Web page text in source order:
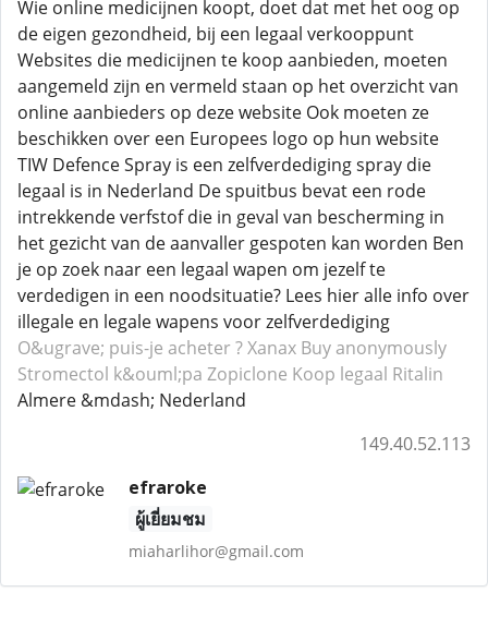
Wie online medicijnen koopt, doet dat met het oog op
de eigen gezondheid, bij een legaal verkooppunt
Websites die medicijnen te koop aanbieden, moeten
aangemeld zijn en vermeld staan op het overzicht van
online aanbieders op deze website Ook moeten ze
beschikken over een Europees logo op hun website
TIW Defence Spray is een zelfverdediging spray die
legaal is in Nederland De spuitbus bevat een rode
intrekkende verfstof die in geval van bescherming in
het gezicht van de aanvaller gespoten kan worden Ben
je op zoek naar een legaal wapen om jezelf te
verdedigen in een noodsituatie? Lees hier alle info over
illegale en legale wapens voor zelfverdediging
O&ugrave; puis-je acheter ? Xanax Buy anonymously
Stromectol k&ouml;pa Zopiclone Koop legaal Ritalin
Almere &mdash; Nederland
149.40.52.113
efraroke
ผู้เยี่ยมชม
miaharlihor@gmail.com